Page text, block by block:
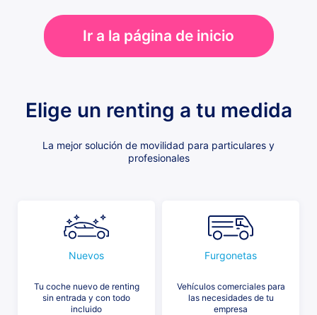
Ir a la página de inicio
Elige un renting a tu medida
La mejor solución de movilidad para particulares y
profesionales
Nuevos
Tu coche nuevo de renting
sin entrada y con todo
incluido
Furgonetas
Vehículos comerciales para
las necesidades de tu
empresa